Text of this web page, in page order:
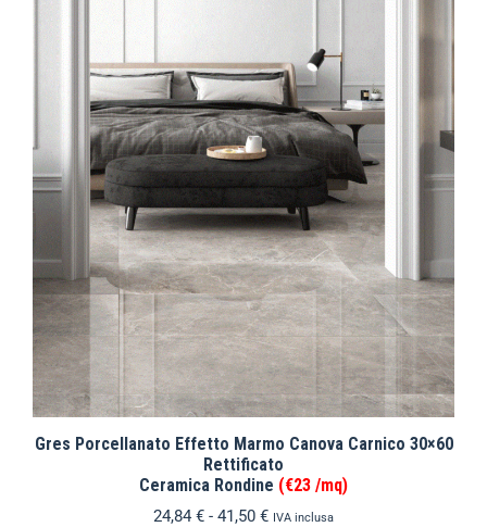
Gres Porcellanato Effetto Marmo Canova Carnico 30×60
Rettificato
Ceramica Rondine (€23 /mq)
24,84 € - 41,50 € IVA inclusa